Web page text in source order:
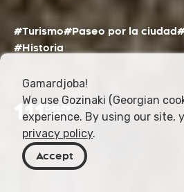
#Turismo#Paseo por la ciudad
#Historia
111USD
Gamardjoba!
We use Gozinaki (Georgian
experience. By using our site,
privacy policy.
Accept